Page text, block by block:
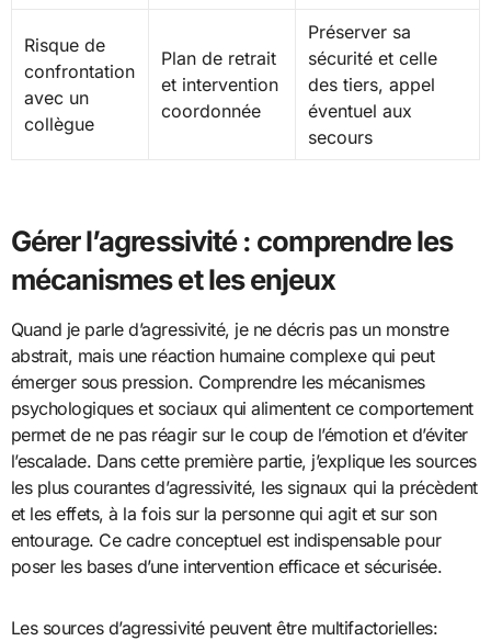
Risque de
confrontation
avec un
collègue
Plan de retrait
et intervention
coordonnée
Préserver sa
sécurité et celle
des tiers, appel
éventuel aux
secours
Gérer l’agressivité : comprendre les
mécanismes et les enjeux
Quand je parle d’agressivité, je ne décris pas un monstre
abstrait, mais une réaction humaine complexe qui peut
émerger sous pression. Comprendre les mécanismes
psychologiques et sociaux qui alimentent ce comportement
permet de ne pas réagir sur le coup de l’émotion et d’éviter
l’escalade. Dans cette première partie, j’explique les sources
les plus courantes d’agressivité, les signaux qui la précèdent
et les effets, à la fois sur la personne qui agit et sur son
entourage. Ce cadre conceptuel est indispensable pour
poser les bases d’une intervention efficace et sécurisée.
Les sources d’agressivité peuvent être multifactorielles: